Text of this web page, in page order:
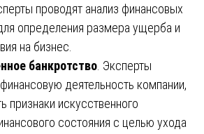
проводят анализ финансовых
определения размера ущерба и
на бизнес.
банкротство . Эксперты
деятельность компании,
признаки искусственного
состояния с целью ухода